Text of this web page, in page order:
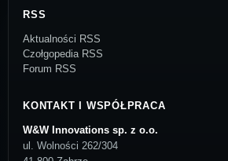
RSS
Aktualności RSS
Czołgopedia RSS
Forum RSS
KONTAKT I WSPÓŁPRACA
W&W Innovations sp. z o.o.
ul. Wolności 262/304